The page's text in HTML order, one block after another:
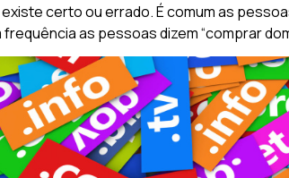
existe certo ou errado. É comum as
frequência as pessoas dizem “comprar